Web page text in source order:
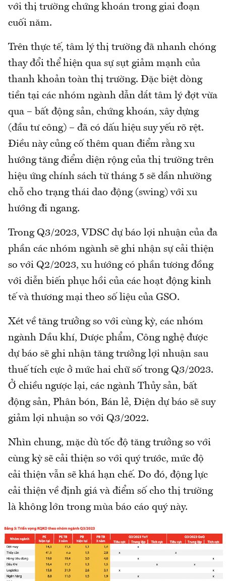
với thị trường chứng khoán trong giai đoạn
cuối năm.
Trên thực tế, tâm lý thị trường đã nhanh chóng
thay đổi thể hiện qua sự sụt giảm mạnh của
thanh khoản toàn thị trường. Đặc biệt dòng
tiền tại các nhóm ngành dẫn dắt tâm lý đợt vừa
qua – bất động sản, chứng khoán, xây dựng
(đầu tư công) – đã có dấu hiệu suy yếu rõ rệt.
Điều này củng cố thêm quan điểm rằng xu
hướng tăng điểm diện rộng của thị trường trên
hiệu ứng chính sách từ tháng 5 sẽ dần nhường
chỗ cho trạng thái dao động (swing) với xu
hướng đi ngang.
Trong Q3/2023, VDSC dự báo lợi nhuận của đa
phần các nhóm ngành sẽ ghi nhận sự cải thiện
so với Q2/2023, xu hướng có phần tương đồng
với diễn biến phục hồi của các hoạt động kinh
tế và thương mại theo số liệu của GSO.
Xét về tăng trưởng so với cùng kỳ, các nhóm
ngành Dầu khí, Dược phẩm, Công nghệ được
dự báo sẽ ghi nhận tăng trưởng lợi nhuận sau
thuế tích cực ở mức hai chữ số trong Q3/2023.
Ở chiều ngược lại, các ngành Thủy sản, bất
động sản, Phân bón, Bán lẻ, Điện dự báo sẽ suy
giảm lợi nhuận so với Q3/2022.
Nhìn chung, mặc dù tốc độ tăng trưởng so với
cùng kỳ sẽ cải thiện so với quý trước, mức độ
cải thiện vẫn sẽ khá hạn chế. Do đó, động lực
cải thiện về định giá và điểm số cho thị trường
là không lớn trong mùa báo cáo quý này.